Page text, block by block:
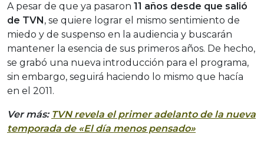
A pesar de que ya pasaron 11 años desde que salió
de TVN, se quiere lograr el mismo sentimiento de
miedo y de suspenso en la audiencia y buscarán
mantener la esencia de sus primeros años. De hecho,
se grabó una nueva introducción para el programa,
sin embargo, seguirá haciendo lo mismo que hacía
en el 2011.
Ver más: TVN revela el primer adelanto de la nueva
temporada de «El día menos pensado»